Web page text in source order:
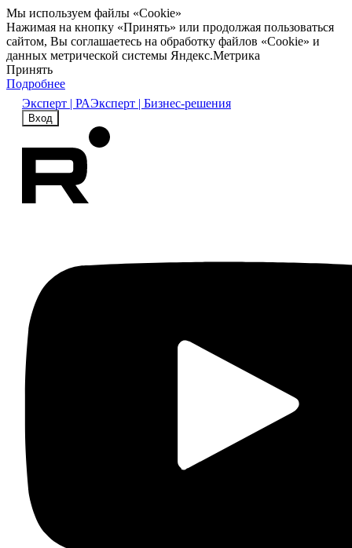
Мы используем файлы «Cookie»
Нажимая на кнопку «Принять» или продолжая пользоваться
сайтом, Вы соглашаетесь на обработку файлов «Cookie» и
данных метрической системы Яндекс.Метрика
Принять
Подробнее
Эксперт | РАЭксперт | Бизнес-решения
Вход